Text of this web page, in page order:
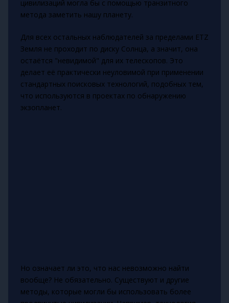
цивилизаций могла бы с помощью транзитного
метода заметить нашу планету.
Для всех остальных наблюдателей за пределами ETZ
Земля не проходит по диску Солнца, а значит, она
остаётся "невидимой" для их телескопов. Это
делает её практически неуловимой при применении
стандартных поисковых технологий, подобных тем,
что используются в проектах по обнаружению
экзопланет.
Но означает ли это, что нас невозможно найти
вообще? Не обязательно. Существуют и другие
методы, которые могли бы использовать более